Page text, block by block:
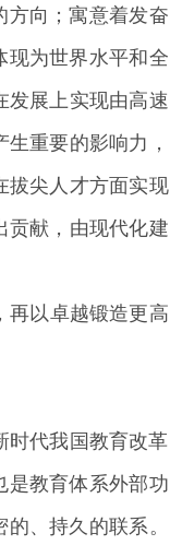
方向；寓意着发奋
现为世界水平和全
发展上实现由高速
重要的影响力，
拔尖人才方面实现
贡献，由现代化建
再以卓越锻造更高
时代我国教育改革
是教育体系外部功
、持久的联系。